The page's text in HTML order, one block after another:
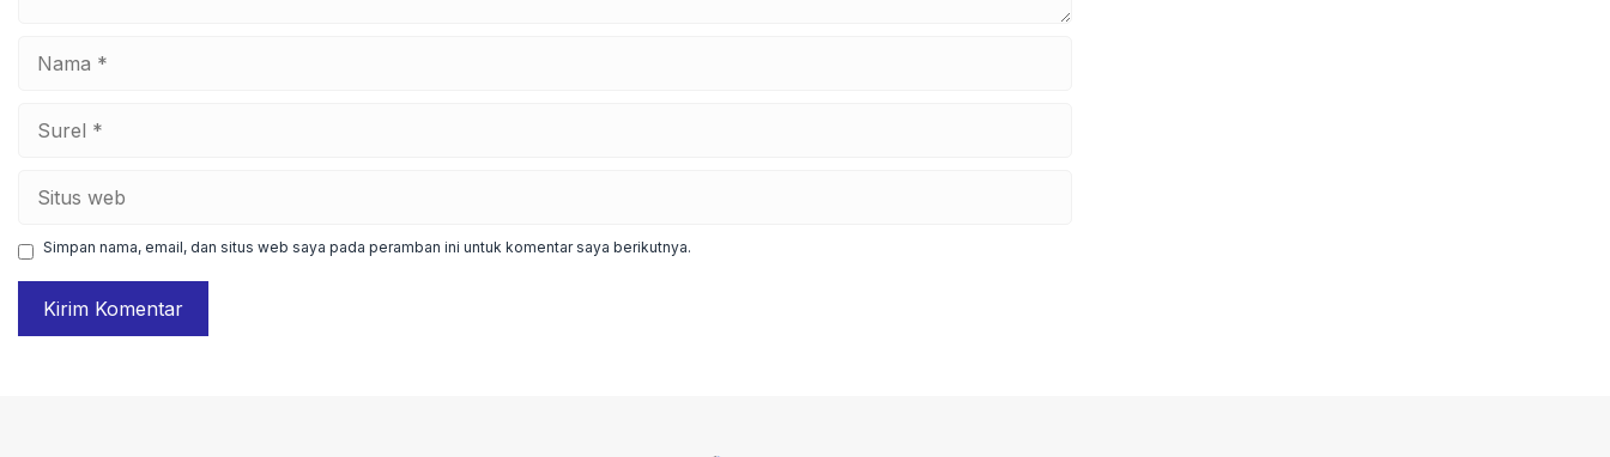
Simpan nama, email, dan situs web saya pada peramban ini untuk komentar saya berikutnya.